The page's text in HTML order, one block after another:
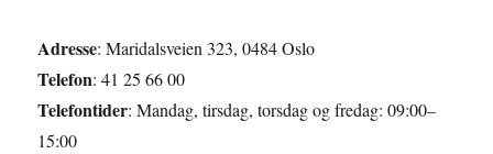
Adresse: Maridalsveien 323, 0484 Oslo
Telefon: 41 25 66 00
Telefontider: Mandag, tirsdag, torsdag og fredag: 09:00–
15:00